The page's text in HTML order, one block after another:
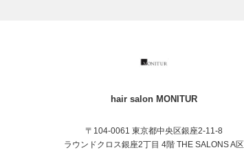
hair salon MONITUR
〒104-0061 東京都中央区銀座2-11-8
ラウンドクロス銀座2丁目 4階 THE SALONS A区